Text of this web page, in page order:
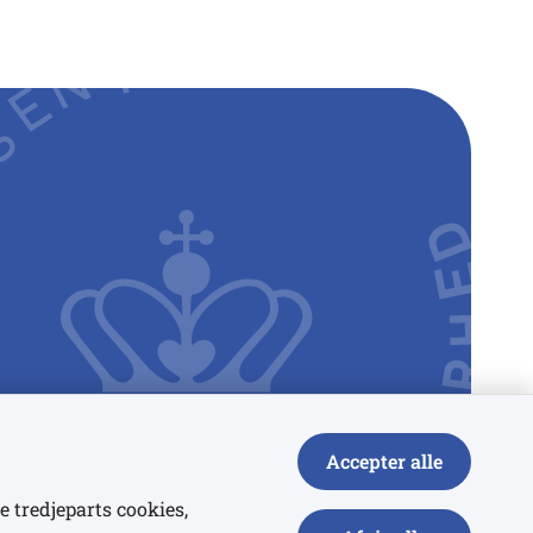
tredjeparts cookies,
Accepter alle